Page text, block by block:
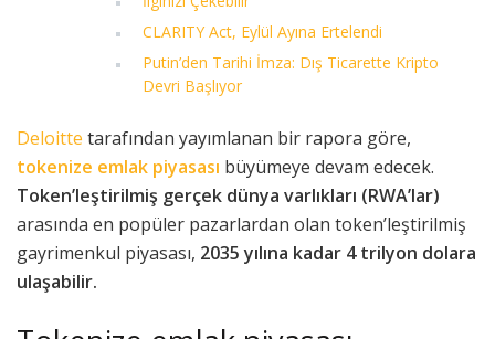
CLARITY Act, Eylül Ayına Ertelendi
Putin’den Tarihi İmza: Dış Ticarette Kripto
Devri Başlıyor
Deloitte tarafından yayımlanan bir rapora göre,
tokenize emlak piyasası büyümeye devam edecek.
Token’leştirilmiş gerçek dünya varlıkları (RWA’lar)
arasında en popüler pazarlardan olan token’leştirilmiş
gayrimenkul piyasası, 2035 yılına kadar 4 trilyon dolara
ulaşabilir.